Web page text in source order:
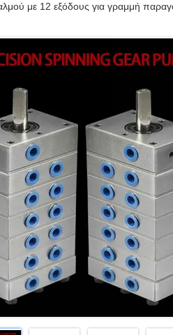
με 12 εξόδους για γραμμή